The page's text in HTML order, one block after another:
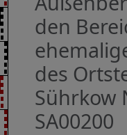
den
des
Sührkow
SA00200